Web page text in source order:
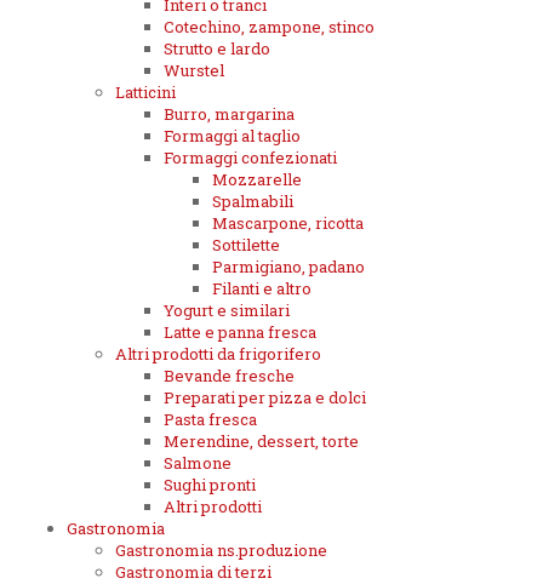
Interi o tranci
Cotechino, zampone, stinco
Strutto e lardo
Wurstel
Latticini
Burro, margarina
Formaggi al taglio
Formaggi confezionati
Mozzarelle
Spalmabili
Mascarpone, ricotta
Sottilette
Parmigiano, padano
Filanti e altro
Yogurt e similari
Latte e panna fresca
Altri prodotti da frigorifero
Bevande fresche
Preparati per pizza e dolci
Pasta fresca
Merendine, dessert, torte
Salmone
Sughi pronti
Altri prodotti
Gastronomia
Gastronomia ns.produzione
Gastronomia di terzi